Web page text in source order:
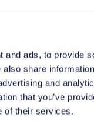
and ads, to provide
share
and
that you’ve
of their services.